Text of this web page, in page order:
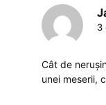
3
Cât de
unei meserii,